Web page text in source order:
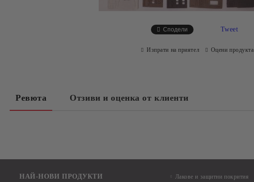
Сподели Tweet
Изпрати на приятел Оцени продукта
Ревюта Отзиви и оценка от клиенти
НАЙ-НОВИ ПРОДУКТИ
Лакове и защитни покрития